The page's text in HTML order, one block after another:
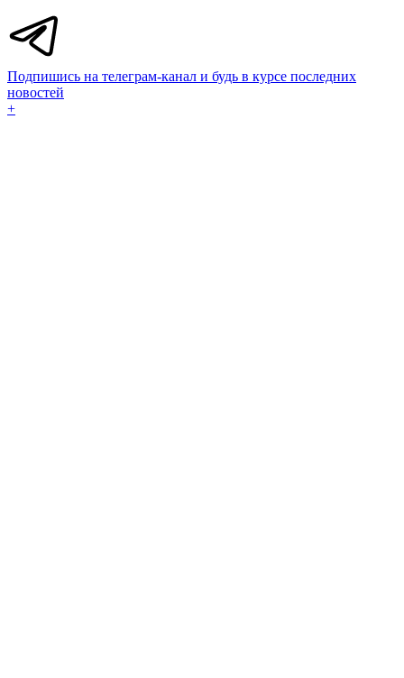
Подпишись на телеграм-канал и будь в курсе последних
новостей
+